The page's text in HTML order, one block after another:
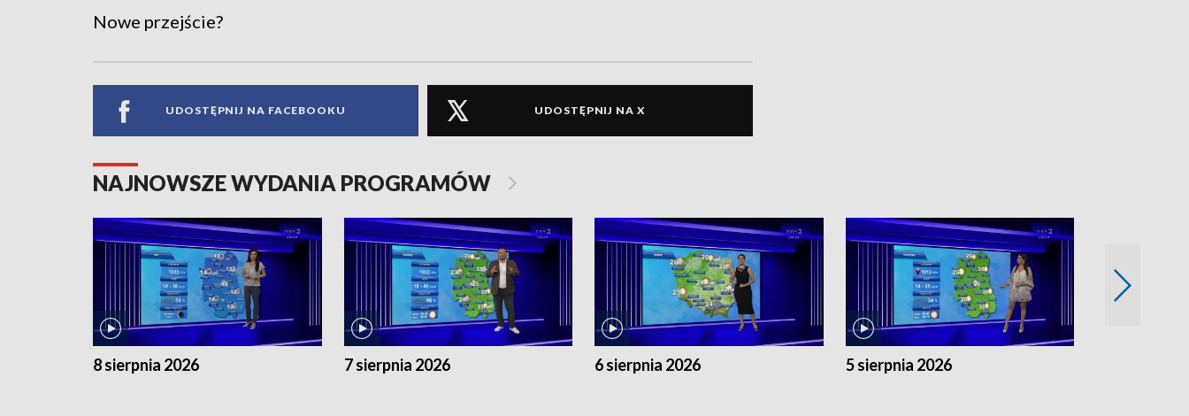
Nowe przejście?
UDOSTĘPNIJ NA FACEBOOKU UDOSTĘPNIJ NA X
NAJNOWSZE WYDANIA PROGRAMÓW
8 sierpnia 2026 7 sierpnia 2026 6 sierpnia 2026 5 sierpnia 2026